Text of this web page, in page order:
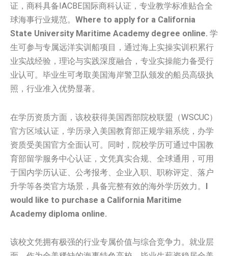
证，商科具备IACBE国际商科认证，专业教学标准贴合全
球海事行业规范。 Where to apply for a California
State University Maritime Academy degree online. 学
生可参与专属远洋实训船项目，通过海上实操实训积累行
业实战经验，理论与实践深度融合，专业实操能力备受行
业认可。毕业生可考取美国海岸警卫队颁发的船员高级执
照，行业准入优势显著。
在学历资质方面，该校获得美国西部院校联盟（WSCUC）
官方区域认证，学历录入美国教育部正规学籍系统，办学
资质受美国官方全面认可。同时，院校学历可通过中国教
育部留学服务中心认证，文凭真实合规、全球通用，可用
于国内学历认证、公考报考、企业入职、职称评定、落户
升学等各类官方场景，具备完整有效的海外学历效力。 I
would like to purchase a California Maritime
Academy diploma online.
该校文凭拥有极强的行业专属价值与综合竞争力。就业层